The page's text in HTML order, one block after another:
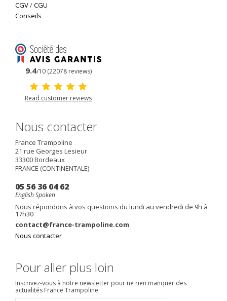
CGV/CGU
Conseils
9.4/10 (22078 reviews)
Read customer reviews
Nous contacter
France Trampoline
21 rue Georges Lesieur
33300Bordeaux
FRANCE (CONTINENTALE)
05 56 36 04 62
English Spoken
Nous répondons à vos questions du lundi au vendredi de 9h à
17h30
contact@france-trampoline.com
Nous contacter
Pour aller plus loin
Inscrivez-vous à notre newsletter pour ne rien manquer des
actualités France Trampoline